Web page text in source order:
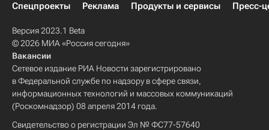
Спецпроекты
Реклама Продукты и сервисы Пресс-
Версия 2023.1 Beta
© 2026 МИА «Россия сегодня»
Вакансии
Сетевое издание РИА Новости зарегистрировано
в Федеральной службе по надзору в сфере связи,
информационных технологий и массовых коммуникаций
(Роскомнадзор) 08 апреля 2014 года.
Свидетельство о регистрации Эл № ФС77-57640